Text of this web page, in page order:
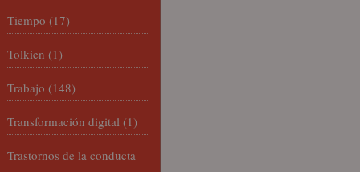
Tiempo (17)
Tolkien (1)
Trabajo (148)
Transformación digital (1)
Trastornos de la conducta